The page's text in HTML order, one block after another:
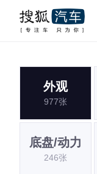
外观
977张
底盘/动力
246张